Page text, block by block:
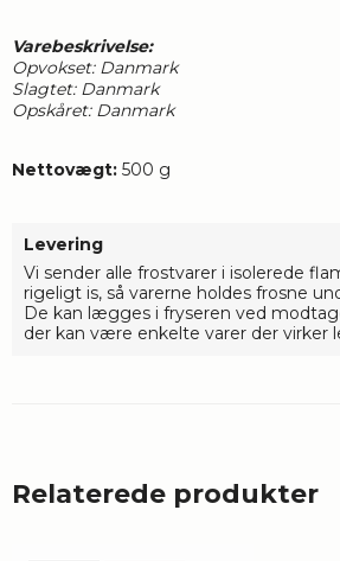
Varebeskrivelse:
Opvokset: Danmark
Slagtet: Danmark
Opskåret: Danmark
Nettovægt: 500 g
Levering
Vi sender alle frostvarer i isolerede
rigeligt is, så varerne holdes frosne
De kan lægges i fryseren ved
der kan være enkelte varer der virker
Relaterede produkter